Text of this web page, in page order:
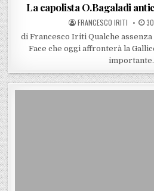
La capolista O.Bagaladi
POSTED BY
FRANCESCO IRITI
di Francesco Iriti Qualche
Face che oggi affronterà la